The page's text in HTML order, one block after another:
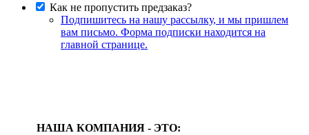
Как не пропустить предзаказ?
Подпишитесь на нашу рассылку, и мы пришлем
вам письмо. Форма подписки находится на
главной странице.
НАША КОМПАНИЯ - ЭТО: